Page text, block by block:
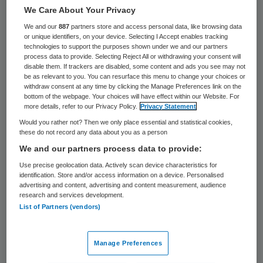
De leden van CNV Zorg en Welzijn staan niet
achter het cao-akkoord dat vorige week
met Ambulancezorg Nederland (AZN) is
afgesloten. Een meerderheid van de leden is
tegen, laat de vakbond vrijdag weten.
moeizaam en pas na meerdere acties tot
stand gekomen. CNV Zorg & Welzijn gaat nu
met de leden in ambulancezorg in gesprek
over hoe verder. ,,Het actietraject wordt
weer opgepakt om zo betere
We Care About Your Privacy
We and our887 partners store and access personal data, like browsing data
or unique identifiers, on your device. Selecting I Accept enables tracking
technologies to support the purposes shown under we and our partners
process data to provide. Selecting Reject All or withdrawing your consent will
disable them. If trackers are disabled, some content and ads you see may not
be as relevant to you. You can resurface this menu to change your choices or
withdraw consent at any time by clicking the Manage Preferences link on the
bottom of the webpage. Your choices will have effect within our Website. For
more details, refer to our Privacy Policy.
Privacy Statement
Would you rather not? Then we only place essential and statistical cookies,
these do not record any data about you as a person
We and our partners process data to provide:
Use precise geolocation data. Actively scan device characteristics for
identification. Store and/or access information on a device. Personalised
advertising and content, advertising and content measurement, audience
research and services development.
List of Partners (vendors)
Manage Preferences